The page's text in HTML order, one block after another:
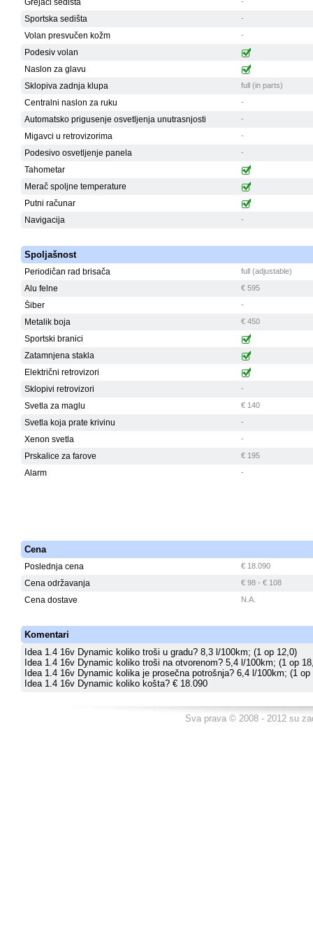
Grejači sedišta
Sportska sedišta -
Volan presvučen kožm -
Podesiv volan
Naslon za glavu
Sklopiva zadnja klupa
full (in parts)
Centralni naslon za ruku -
Automatsko prigusenje osvetljenja unutrasnjosti -
Migavci u retrovizorima -
Podesivo osvetljenje panela -
Tahometar
Merač spoljne temperature
Putni računar
Navigacija
-
Spoljašnost
Periodičan rad brisača full (adjustable)
Alu felne € 595
Šiber -
Metalik boja € 450
Sportski branici
Zatamnjena stakla
Električni retrovizori
Sklopivi retrovizori
-
Svetla za maglu € 140
Svetla koja prate krivinu -
Xenon svetla -
Prskalice za farove € 195
Alarm -
Cena
Poslednja cena € 18.090
Cena održavanja € 98 - € 108
Cena dostave N.A.
Komentari
Idea 1.4 16v Dynamic koliko troši u gradu? 8,3 l/100km; (1 op 12,0)
Idea 1.4 16v Dynamic koliko troši na otvorenom? 5,4 l/100km; (1 op
Idea 1.4 16v Dynamic kolika je prosečna potrošnja? 6,4 l/100km; (1 op
Idea 1.4 16v Dynamic koliko košta? € 18.090
Sva prava © 2008 - 2012 su